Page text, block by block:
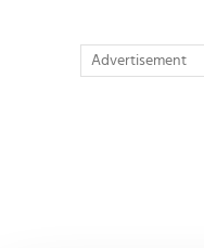
Advertisement